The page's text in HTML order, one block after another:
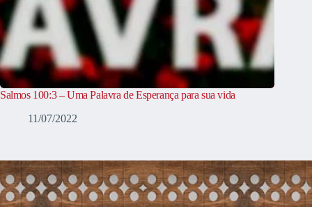
Salmos 100:3 – Uma Palavra de Esperança para sua vida
11/07/2022